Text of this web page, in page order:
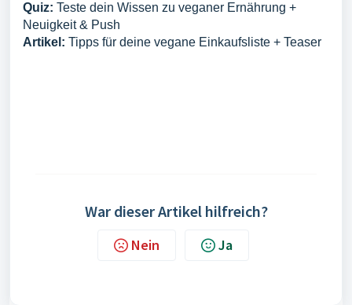
Quiz: Teste dein Wissen zu veganer Ernährung +
Neuigkeit & Push
Artikel: Tipps für deine vegane Einkaufsliste + Teaser
War dieser Artikel hilfreich?
Nein Ja